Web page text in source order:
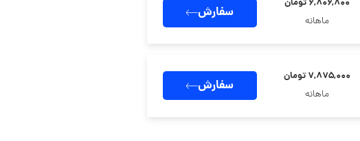
۶,۸۰۶,۸۰۰ تومان
ماهانه
سفارش
۷,۸۷۵,۰۰۰ تومان
ماهانه
سفارش